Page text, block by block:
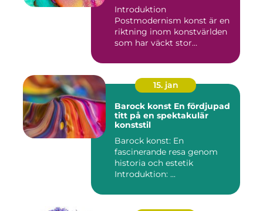
Introduktion
Postmodernism konst är en
riktning inom konstvärlden
som har väckt stor
15. jan
Barock konst En fördjupad
titt på en spektakulär
konststil
Barock konst: En
fascinerande resa genom
historia och estetik
Introduktion: ...